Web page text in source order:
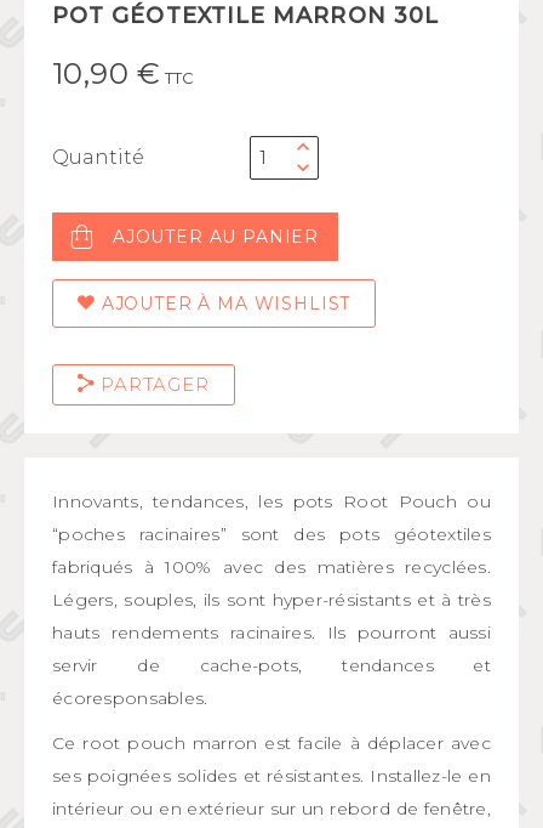
POT GÉOTEXTILE MARRON 30L
10,90 € TTC
Quantité
AJOUTER AU PANIER
AJOUTER À MA WISHLIST
PARTAGER
Innovants, tendances, les pots Root Pouch ou
“poches racinaires” sont des pots géotextiles
fabriqués à 100% avec des matières recyclées.
Légers, souples, ils sont hyper-résistants et à très
hauts rendements racinaires. Ils pourront aussi
servir de cache-pots, tendances et
écoresponsables.
Ce root pouch marron est facile à déplacer avec
ses poignées solides et résistantes. Installez-le en
intérieur ou en extérieur sur un rebord de fenêtre,